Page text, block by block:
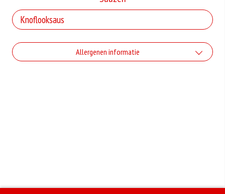
Allergenen informatie